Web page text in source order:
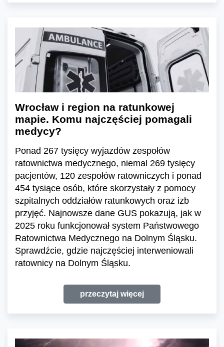
Wrocław i region na ratunkowej
mapie. Komu najczęściej pomagali
medycy?
Ponad 267 tysięcy wyjazdów zespołów
ratownictwa medycznego, niemal 269 tysięcy
pacjentów, 120 zespołów ratowniczych i ponad
454 tysiące osób, które skorzystały z pomocy
szpitalnych oddziałów ratunkowych oraz izb
przyjęć. Najnowsze dane GUS pokazują, jak w
2025 roku funkcjonował system Państwowego
Ratownictwa Medycznego na Dolnym Śląsku.
Sprawdźcie, gdzie najczęściej interweniowali
ratownicy na Dolnym Śląsku.
przeczytaj więcej